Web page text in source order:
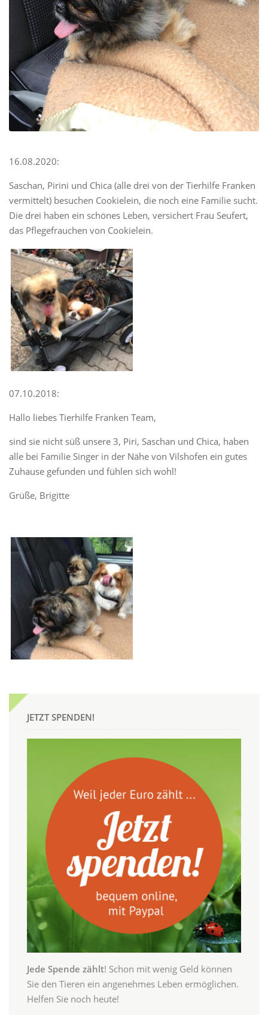
16.08.2020:
Saschan, Pirini und Chica (alle drei von der Tierhilfe Franken
vermittelt) besuchen Cookielein, die noch eine Familie sucht.
Die drei haben ein schönes Leben, versichert Frau Seufert,
das Pflegefrauchen von Cookielein.
07.10.2018:
Hallo liebes Tierhilfe Franken Team,
sind sie nicht süß unsere 3, Piri, Saschan und Chica, haben
alle bei Familie Singer in der Nähe von Vilshofen ein gutes
Zuhause gefunden und fühlen sich wohl!
Grüße, Brigitte
JETZT SPENDEN!
Jede Spende zählt! Schon mit wenig Geld können
Sie den Tieren ein angenehmes Leben ermöglichen.
Helfen Sie noch heute!